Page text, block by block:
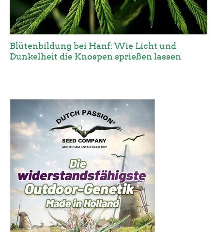
Blütenbildung bei Hanf: Wie Licht und
Dunkelheit die Knospen sprießen lassen